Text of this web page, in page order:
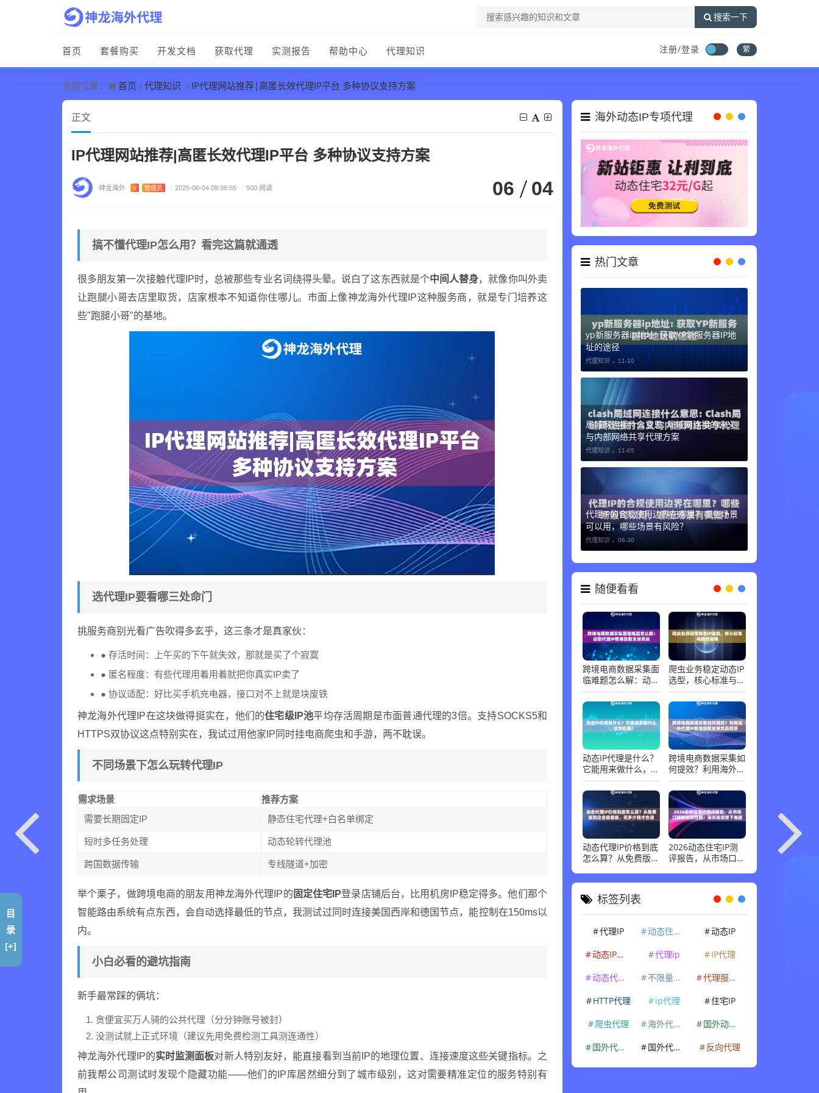
搜索一下
首页 套餐购买 开发文档 获取代理 实测报告 帮助中心 代理知识 注册/登录 繁
当前位置： 首页 代理知识 IP代理网站推荐|高匿长效代理IP平台 多种协议支持方案
正文
IP代理网站推荐|高匿长效代理IP平台 多种协议支持方案
神龙海外 V 管理员 / 2025-06-04 09:36:55 / 500 阅读 06 04
搞不懂代理IP怎么用？看完这篇就通透
很多朋友第一次接触代理IP时，总被那些专业名词绕得头晕。说白了这东西就是个中间人替身，就像你叫外卖
让跑腿小哥去店里取货，店家根本不知道你住哪儿。市面上像神龙海外代理IP这种服务商，就是专门培养这
些"跑腿小哥"的基地。
选代理IP要看哪三处命门
挑服务商别光看广告吹得多玄乎，这三条才是真家伙：
● 存活时间：上午买的下午就失效，那就是买了个寂寞
● 匿名程度：有些代理用着用着就把你真实IP卖了
● 协议适配：好比买手机充电器，接口对不上就是块废铁
神龙海外代理IP在这块做得挺实在，他们的住宅级IP池平均存活周期是市面普通代理的3倍。支持SOCKS5和
HTTPS双协议这点特别实在，我试过用他家IP同时挂电商爬虫和手游，两不耽误。
不同场景下怎么玩转代理IP
需求场景
推荐方案
需要长期固定IP
静态住宅代理+白名单绑定
短时多任务处理 动态轮转代理池
跨国数据传输 专线隧道+加密
举个栗子，做跨境电商的朋友用神龙海外代理IP的 固定住宅IP登录店铺后台，比用机房IP稳定得多。他们那个
智能路由系统有点东西，会自动选择最低的节点，我测试过同时连接美国西岸和德国节点，能控制在150ms以
内。
小白必看的避坑指南
新手最常踩的俩坑：
贪便宜买万人骑的公共代理（分分钟账号被封）
没测试就上正式环境（建议先用免费检测工具测连通性）
神龙海外代理IP的实时监测面板对新人特别友好，能直接看到当前IP的地理位置、连接速度这些关键指标。之
前我帮公司测试时发现个隐藏功能——他们的IP库居然细分到了城市级别，这对需要精准定位的服务特别有
海外动态IP专项代理
热门文章
yp新服务器ip地址: 获取YP新服务器IP地
址的途径
代理知识 ， 11-10
局域网连接什么意思: 局域网连接的含义
与内部网络共享代理方案
代理知识 ， 11-05
代理IP的合规使用边界在哪里？哪些场景
可以用，哪些场景有风险？
代理知识 ， 06-30
随便看看
跨境电商数据采集面
临难题怎么解：动态
代理IP精准获取全球
竞品
爬虫业务稳定动态IP
选型，核心标准与避
坑指南
动态IP代理是什么？
它能用来做什么，优
势在哪？
跨境电商数据采集如
何提效？利用海外代
理IP精准获取全球竞
品信息
动态代理IP价格到底
怎么算？从免费版到
钱才合适
2026动态住宅IP测
评报告，从市场口碑
场景下谁最稳
标签列表
代理IP 动态住宅IP
动态IP
动态IP代理
代理ip
IP代理
动态代理IP
不限量代理IP
代理服务器
HTTP代理
ip代理
住宅IP
爬虫代理
海外代理ip
国外动态IP
国外代理IP
国外代理ip 反向代理
目
录
[+]